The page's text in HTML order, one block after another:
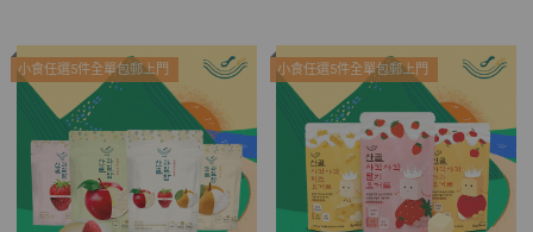
小食任選5件全單包郵上門 小食任選5件全單包郵上門